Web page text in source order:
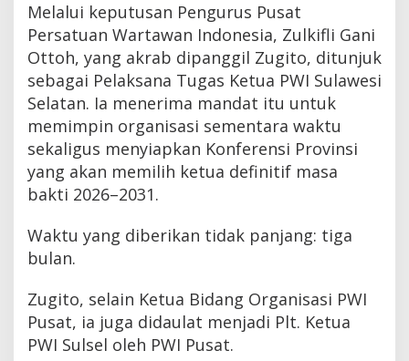
Melalui keputusan Pengurus Pusat
Persatuan Wartawan Indonesia, Zulkifli Gani
Ottoh, yang akrab dipanggil Zugito, ditunjuk
sebagai Pelaksana Tugas Ketua PWI Sulawesi
Selatan. Ia menerima mandat itu untuk
memimpin organisasi sementara waktu
sekaligus menyiapkan Konferensi Provinsi
yang akan memilih ketua definitif masa
bakti 2026–2031.
Waktu yang diberikan tidak panjang: tiga
bulan.
Zugito, selain Ketua Bidang Organisasi PWI
Pusat, ia juga didaulat menjadi Plt. Ketua
PWI Sulsel oleh PWI Pusat.